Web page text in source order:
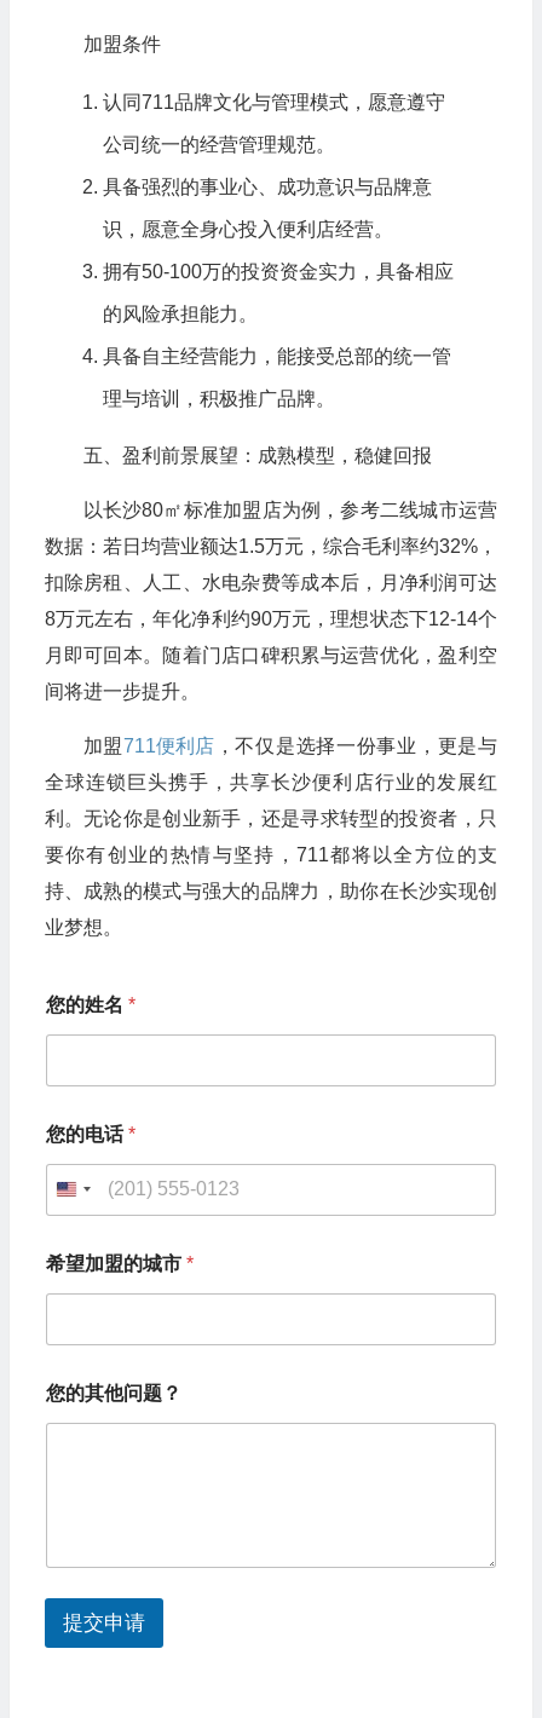
加盟条件
认同711品牌文化与管理模式，愿意遵守
公司统一的经营管理规范。
具备强烈的事业心、成功意识与品牌意
识，愿意全身心投入便利店经营。
拥有50-100万的投资资金实力，具备相应
的风险承担能力。
具备自主经营能力，能接受总部的统一管
理与培训，积极推广品牌。
五、盈利前景展望：成熟模型，稳健回报
以长沙80㎡标准加盟店为例，参考二线城市运营
数据：若日均营业额达1.5万元，综合毛利率约32%，
扣除房租、人工、水电杂费等成本后，月净利润可达
8万元左右，年化净利约90万元，理想状态下12-14个
月即可回本。随着门店口碑积累与运营优化，盈利空
间将进一步提升。
加盟711便利店 ，不仅是选择一份事业，更是与
全球连锁巨头携手，共享长沙便利店行业的发展红
利。无论你是创业新手，还是寻求转型的投资者，只
要你有创业的热情与坚持，711都将以全方位的支
持、成熟的模式与强大的品牌力，助你在长沙实现创
业梦想。
您的姓名 *
您的电话*
U
i
e
d
e
s
+
希望加盟的城市 *
望
加
电
话
您的其他问题？
提交申请